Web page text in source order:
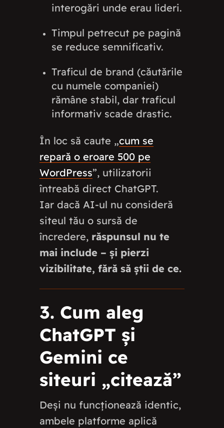
interogări unde erau lideri.
Timpul petrecut pe pagină
se reduce semnificativ.
Traficul de brand (căutările
cu numele companiei)
rămâne stabil, dar traficul
informativ scade drastic.
În loc să caute „cum se
repară o eroare 500 pe
WordPress”, utilizatorii
întreabă direct ChatGPT.
Iar dacă AI-ul nu consideră
siteul tău o sursă de
încredere, răspunsul nu te
mai include – și pierzi
vizibilitate, fără să știi de ce.
3. Cum aleg
ChatGPT și
Gemini ce
siteuri „citează”
Deși nu funcționează identic,
ambele platforme aplică